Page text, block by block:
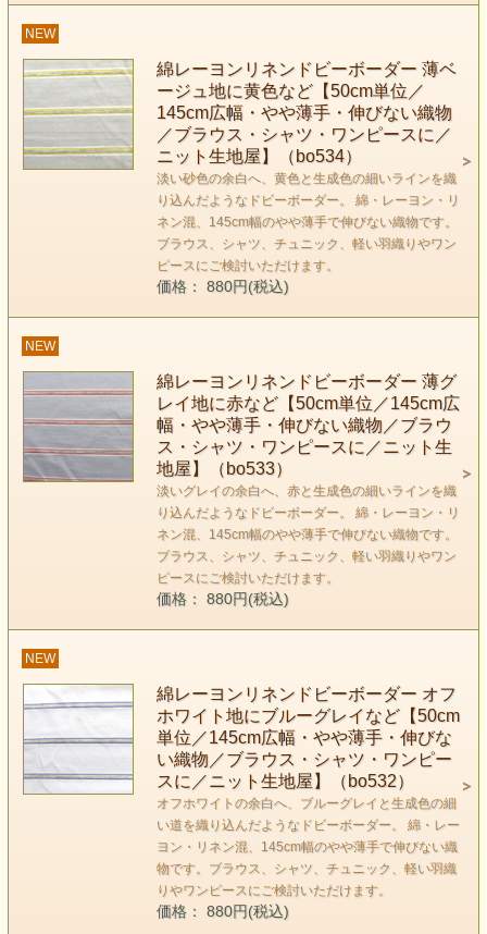
NEW
綿レーヨンリネンドビーボーダー 薄ベ
ージュ地に黄色など【50cm単位／
145cm広幅・やや薄手・伸びない織物
／ブラウス・シャツ・ワンピースに／
ニット生地屋】（bo534）
淡い砂色の余白へ、黄色と生成色の細いラインを織
り込んだようなドビーボーダー。 綿・レーヨン・リ
ネン混、145cm幅のやや薄手で伸びない織物です。
ブラウス、シャツ、チュニック、軽い羽織りやワン
ピースにご検討いただけます。
価格： 880円(税込)
NEW
綿レーヨンリネンドビーボーダー 薄グ
レイ地に赤など【50cm単位／145cm広
幅・やや薄手・伸びない織物／ブラウ
ス・シャツ・ワンピースに／ニット生
地屋】（bo533）
淡いグレイの余白へ、赤と生成色の細いラインを織
り込んだようなドビーボーダー。 綿・レーヨン・リ
ネン混、145cm幅のやや薄手で伸びない織物です。
ブラウス、シャツ、チュニック、軽い羽織りやワン
ピースにご検討いただけます。
価格： 880円(税込)
NEW
綿レーヨンリネンドビーボーダー オフ
ホワイト地にブルーグレイなど【50cm
単位／145cm広幅・やや薄手・伸びな
い織物／ブラウス・シャツ・ワンピー
スに／ニット生地屋】（bo532）
オフホワイトの余白へ、ブルーグレイと生成色の細
い道を織り込んだようなドビーボーダー。 綿・レー
ヨン・リネン混、145cm幅のやや薄手で伸びない織
物です。ブラウス、シャツ、チュニック、軽い羽織
りやワンピースにご検討いただけます。
価格： 880円(税込)